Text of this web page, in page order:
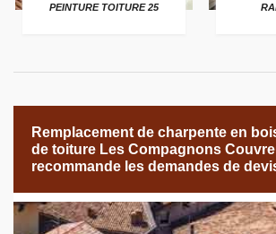
PEINTURE TOITURE 25
Remplacement de charpente en
de toiture Les Compagnons
recommande les demandes de